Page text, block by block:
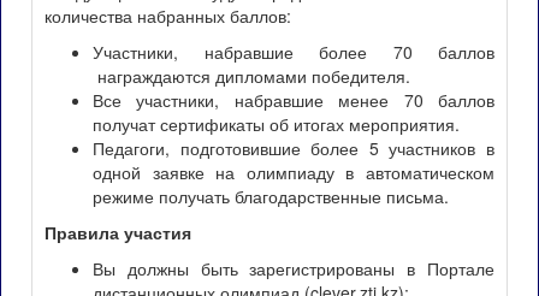
количества набранных баллов:
Участники, набравшие более 70 баллов
награждаются дипломами победителя.
Все участники, набравшие менее 70 баллов
получат сертификаты об итогах мероприятия.
Педагоги, подготовившие более 5 участников в
одной заявке на олимпиаду в автоматическом
режиме получать благодарственные письма.
Правила участия
Вы должны быть зарегистрированы в Портале